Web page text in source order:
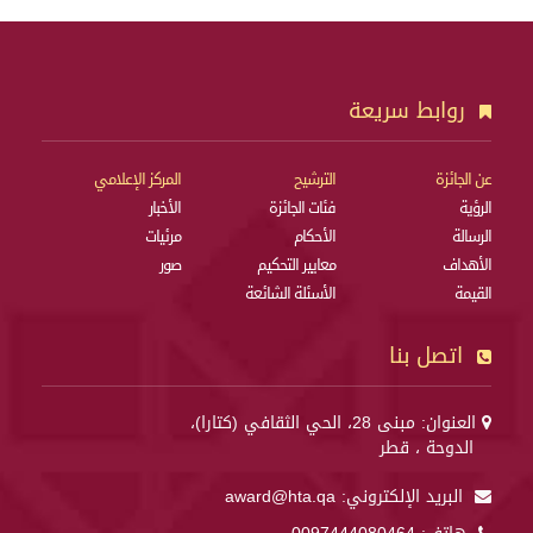
روابط سريعة
عن الجائزة
الرؤية
الرسالة
الأهداف
القيمة
الترشيح
فئات الجائزة
الأحكام
معايير التحكيم
الأسئلة الشائعة
المركز الإعلامي
الأخبار
مرئيات
صور
اتصل بنا
العنوان: مبنى 28، الحي الثقافي (كتارا)،
الدوحة ، قطر
البريد الإلكتروني: award@hta.qa